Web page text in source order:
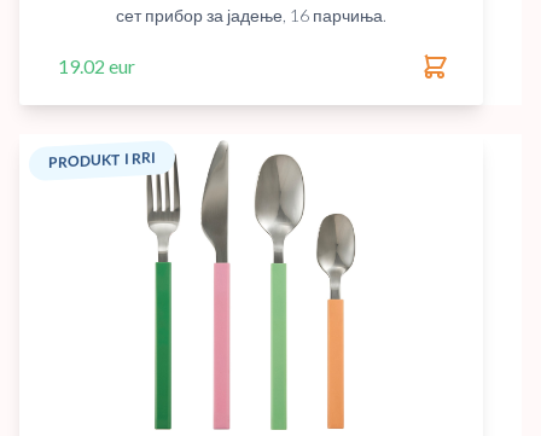
сет прибор за јадење, 16 парчиња.
19.02 eur
PRODUKT I RRI